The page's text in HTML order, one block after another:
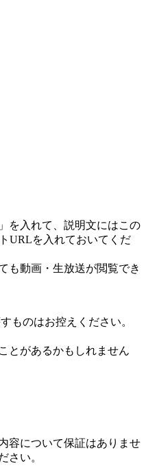
を入れて、説明文にはこの
URLを入れておいてくだ
も動画・生放送が閲覧でき
ものはお控えください。
とがあるかもしれません
容について保証はありませ
さい。